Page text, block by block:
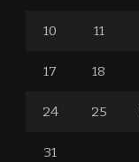
10 11
17 18
24 25
31